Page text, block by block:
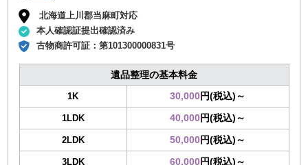
北海道上川郡当麻町対応
本人確認証提出確認済み
古物商許可証：第101300000831号
遺品整理の基本料金
1K 30,000円(税込)～
1LDK 40,000円(税込)～
2LDK 50,000円(税込)～
3LDK 60,000円(税込)～